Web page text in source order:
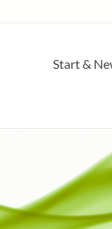
Start &